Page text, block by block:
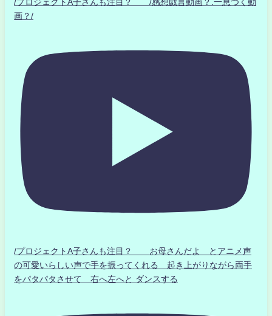
/プロジェクトA子さんも注目？ /感想戯言動画？.一息つく動
画？/
/プロジェクトA子さんも注目？ お母さんだよ とアニメ声
の可愛いらしい声で手を振ってくれる 起き上がりながら両手
をパタパタさせて 右へ左へと ダンスする